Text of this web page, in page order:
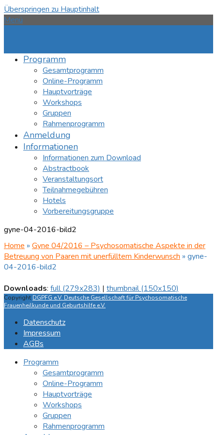
Überspringen zu Hauptinhalt
Menü
Programm
Gesamtprogramm
Online-Programm
Hauptvorträge
Workshops
Gruppen
Rahmenprogramm
Anmeldung
Informationen
Informationen zum Download
Abstractbook
Veranstaltungsort
Teilnahmegebühren
Hotels
Vorbereitungsgruppe
gyne-04-2016-bild2
Home » Gyne 04/2016 – Psychosomatische Aspekte in der
Betreuung von Paaren mit unerfülltem Kinderwunsch » gyne-
04-2016-bild2
Downloads: full (279x283) | thumbnail (150x150)
Copyright DGPFG e.V. Deutsche Gesellschaft für Psychosomatische
Frauenheilkunde und Geburtshilfe e.V.
Datenschutz
Impressum
AGBs
Programm
Gesamtprogramm
Online-Programm
Hauptvorträge
Workshops
Gruppen
Rahmenprogramm